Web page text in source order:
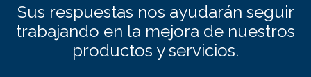
Sus respuestas nos ayudarán seguir
trabajando en la mejora de nuestros
productos y servicios.